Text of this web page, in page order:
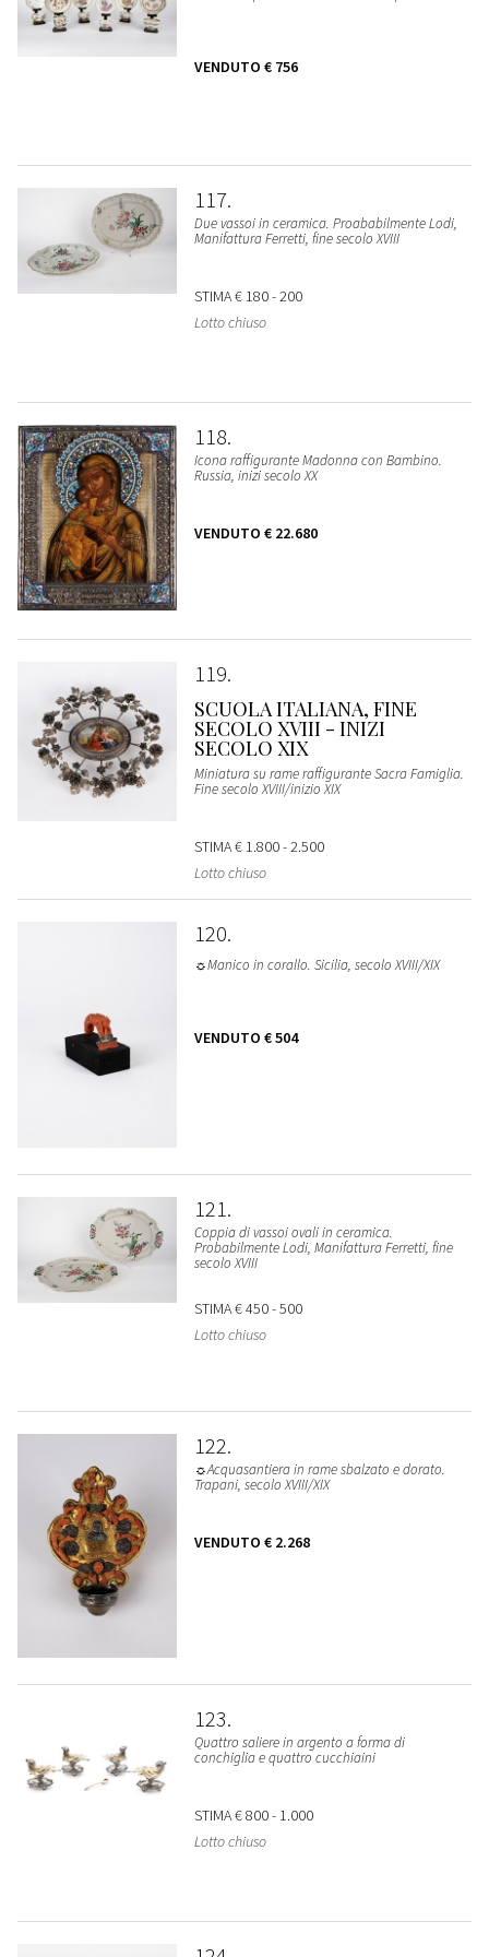
VENDUTO € 756
117
Due vassoi in ceramica. Proababilmente Lodi,
Manifattura Ferretti, fine secolo XVIII
STIMA€ 180 - 200
Lotto chiuso
118
Icona raffigurante Madonna con Bambino.
Russia, inizi secolo XX
VENDUTO € 22.680
119
SCUOLA ITALIANA, FINE
SECOLO XVIII - INIZI
SECOLO XIX
Miniatura su rame raffigurante Sacra Famiglia.
Fine secolo XVIII/inizio XIX
STIMA€ 1.800 - 2.500
Lotto chiuso
120
☼Manico in corallo. Sicilia, secolo XVIII/XIX
VENDUTO € 504
121
Coppia di vassoi ovali in ceramica.
Probabilmente Lodi, Manifattura Ferretti, fine
secolo XVIII
STIMA€ 450 - 500
Lotto chiuso
122
☼Acquasantiera in rame sbalzato e dorato.
Trapani, secolo XVIII/XIX
VENDUTO € 2.268
123
Quattro saliere in argento a forma di
conchiglia e quattro cucchiaini
STIMA€ 800 - 1.000
Lotto chiuso